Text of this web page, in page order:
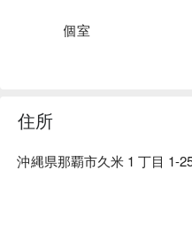
面しています。
個室
住所
沖縄県那覇市久米 1 丁目 1-